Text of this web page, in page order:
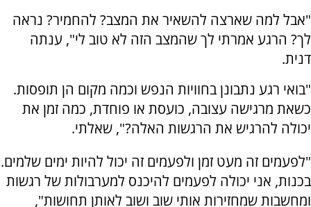
"אבל למה שארצה להשאיר את המצב? להחמיר? נראה
לך? הרגע אמרתי לך שהמצב הזה לא טוב לי", ענתה
דנית.
"בואי רגע נתבונן בחוויות הנפש וכמה מקום הן תופסות.
כשאת מרגישה עצובה, כועסת או פוחדת, כמה זמן את
יכולה להרגיש את הרגשות האלה?", שאלתי.
"לפעמים זה מעט זמן ולפעמים זה יכול להיות ימים שלמים.
בכנות, אני יכולה לפעמים להיכנס למערבולות של רגשות
ומחשבות שמחזירות אותי שוב ושוב לאותן תחושות",